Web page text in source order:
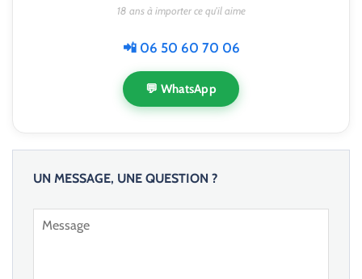
18 ans à importer ce qu'il aime
📲 06 50 60 70 06
💬 WhatsApp
UN MESSAGE, UNE QUESTION ?